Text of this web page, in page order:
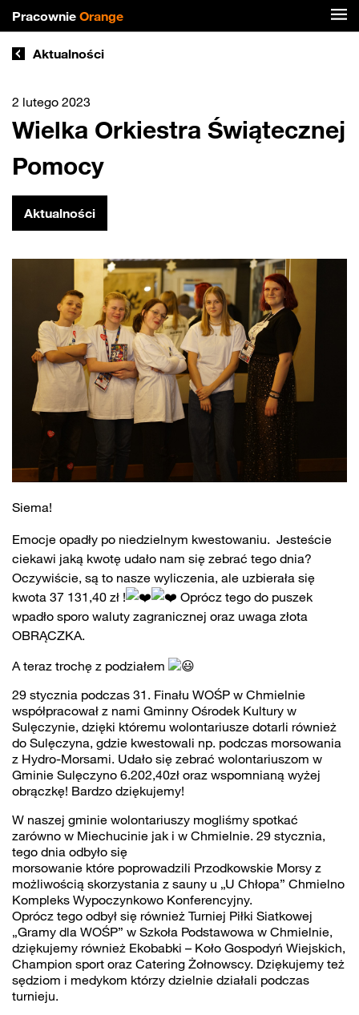
Pracownie Orange
Aktualności
2 lutego 2023
Wielka Orkiestra Świątecznej
Pomocy
Aktualności
Siema!
Emocje opadły po niedzielnym kwestowaniu. Jesteście
ciekawi jaką kwotę udało nam się zebrać tego dnia?
Oczywiście, są to nasze wyliczenia, ale uzbierała się
kwota 37 131,40 zł !
Oprócz tego do puszek
wpadło sporo waluty zagranicznej oraz uwaga złota
OBRĄCZKA.
A teraz trochę z podziałem
29 stycznia podczas 31. Finału WOŚP w Chmielnie
współpracował z nami Gminny Ośrodek Kultury w
Sulęczynie, dzięki któremu wolontariusze dotarli również
do Sulęczyna, gdzie kwestowali np. podczas morsowania
z Hydro-Morsami. Udało się zebrać wolontariuszom w
Gminie Sulęczyno 6.202,40zł oraz wspomnianą wyżej
obrączkę! Bardzo dziękujemy!
W naszej gminie wolontariuszy mogliśmy spotkać
zarówno w Miechucinie jak i w Chmielnie. 29 stycznia,
tego dnia odbyło się
morsowanie które poprowadzili Przodkowskie Morsy z
możliwością skorzystania z sauny u „U Chłopa” Chmielno
Kompleks Wypoczynkowo Konferencyjny.
Oprócz tego odbył się również Turniej Piłki Siatkowej
„Gramy dla WOŚP” w Szkoła Podstawowa w Chmielnie,
dziękujemy również Ekobabki – Koło Gospodyń Wiejskich,
Champion sport oraz Catering Żołnowscy. Dziękujemy też
sędziom i medykom którzy dzielnie działali podczas
turnieju.